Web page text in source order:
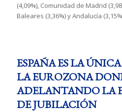
(4,09%), Comunidad de Madrid
Baleares (3,36%) y Andalucía
ESPAÑA ES LA
LA EUROZONA
ADELANTANDO LA
DE JUBILACIÓN